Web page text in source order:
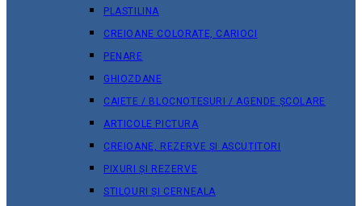
PLASTILINA
CREIOANE COLORATE, CARIOCI
PENARE
GHIOZDANE
CAIETE / BLOCNOTESURI / AGENDE ȘCOLARE
ARTICOLE PICTURA
CREIOANE, REZERVE ȘI ASCUȚITORI
PIXURI ȘI REZERVE
STILOURI ȘI CERNEALA